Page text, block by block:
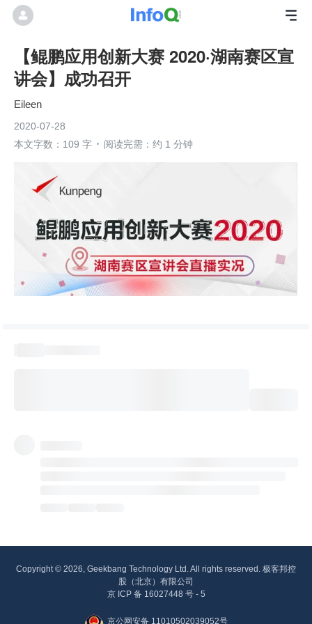
【鲲鹏应用创新大赛 2020·湖南赛区宣
讲会】成功召开
Eileen
2020-07-28
本文字数：109 字
阅读完需：约 1 分钟
Copyright © 2026, Geekbang Technology Ltd. All rights reserved. 极客邦控
股（北京）有限公司
京 ICP 备 16027448 号 - 5
京公网安备 11010502039052号